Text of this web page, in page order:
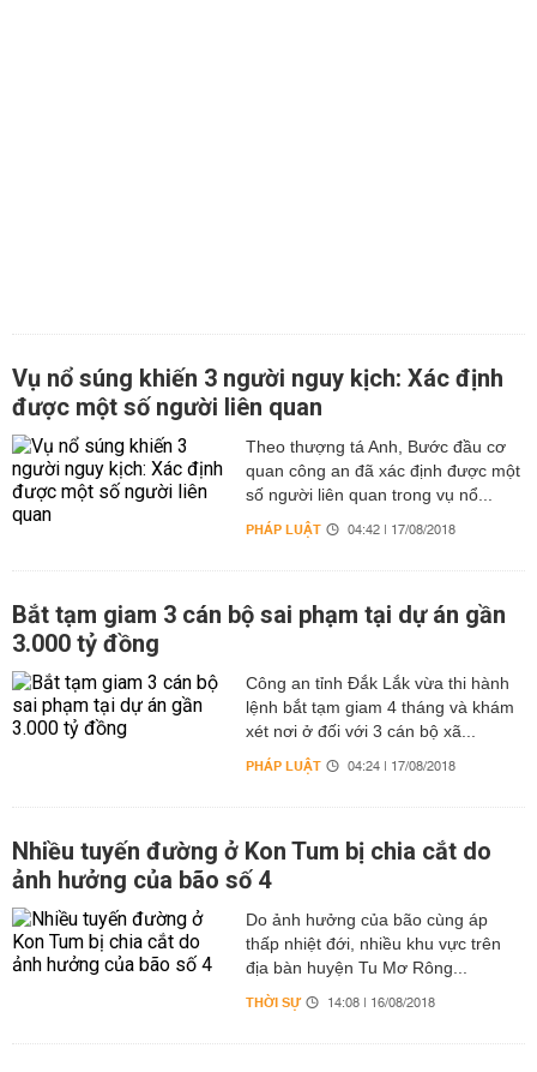
Vụ nổ súng khiến 3 người nguy kịch: Xác định
được một số người liên quan
Theo thượng tá Anh, Bước đầu cơ
quan công an đã xác định được một
số người liên quan trong vụ nổ...
PHÁP LUẬT 04:42 | 17/08/2018
Bắt tạm giam 3 cán bộ sai phạm tại dự án gần
3.000 tỷ đồng
Công an tỉnh Đắk Lắk vừa thi hành
lệnh bắt tạm giam 4 tháng và khám
xét nơi ở đối với 3 cán bộ xã...
PHÁP LUẬT 04:24 | 17/08/2018
Nhiều tuyến đường ở Kon Tum bị chia cắt do
ảnh hưởng của bão số 4
Do ảnh hưởng của bão cùng áp
thấp nhiệt đới, nhiều khu vực trên
địa bàn huyện Tu Mơ Rông...
THỜI SỰ 14:08 | 16/08/2018